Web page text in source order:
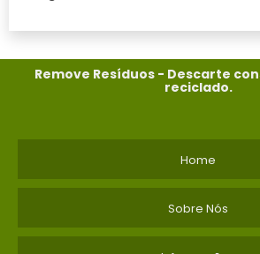
Remove Resíduos - Descarte
reciclado.
Home
Sobre Nós